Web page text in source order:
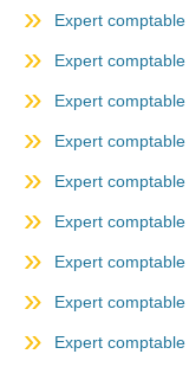
Expert
Expert
Expert comptable
Expert
Expert
Expert
Expert
Expert
Expert